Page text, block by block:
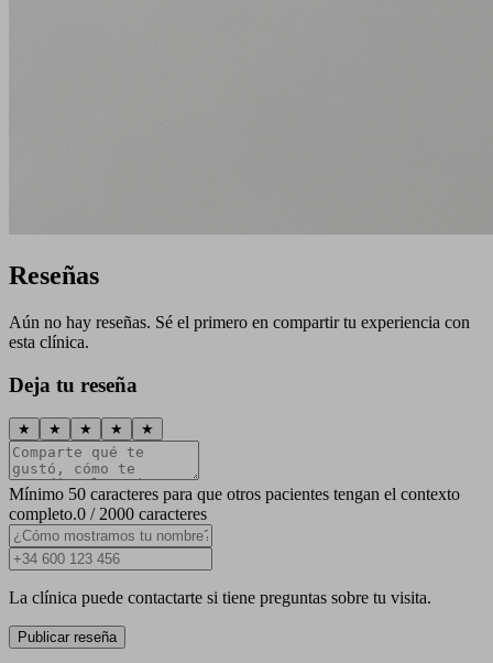
Reseñas
Aún no hay reseñas. Sé el primero en compartir tu experiencia con
esta clínica.
Deja tu reseña
★ ★ ★ ★ ★
Mínimo 50 caracteres para que otros pacientes tengan el contexto
completo.0 / 2000 caracteres
La clínica puede contactarte si tiene preguntas sobre tu visita.
Publicar reseña